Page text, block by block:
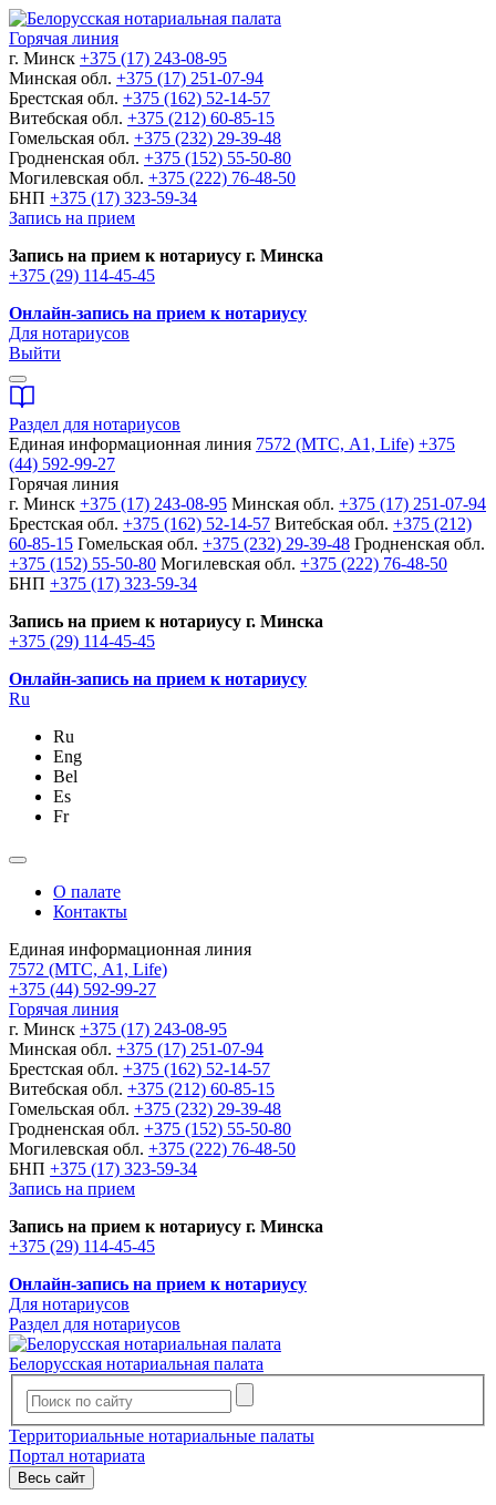
Горячая линия
г. Минск +375 (17) 243-08-95
Минская обл. +375 (17) 251-07-94
Брестская обл. +375 (162) 52-14-57
Витебская обл. +375 (212) 60-85-15
Гомельская обл. +375 (232) 29-39-48
Гродненская обл. +375 (152) 55-50-80
Могилевская обл. +375 (222) 76-48-50
БНП +375 (17) 323-59-34
Запись на прием
Запись на прием к нотариусу г. Минска
+375 (29) 114-45-45
Онлайн-запись на прием к нотариусу
Для нотариусов
Выйти
Раздел для нотариусов
Единая информационная линия 7572 (МТС, A1, Life) +375
(44) 592-99-27
Горячая линия
г. Минск +375 (17) 243-08-95 Минская обл. +375 (17) 251-07-94
Брестская обл. +375 (162) 52-14-57 Витебская обл. +375 (212)
60-85-15 Гомельская обл. +375 (232) 29-39-48 Гродненская обл.
+375 (152) 55-50-80 Могилевская обл. +375 (222) 76-48-50
БНП +375 (17) 323-59-34
Запись на прием к нотариусу г. Минска
+375 (29) 114-45-45
Онлайн-запись на прием к нотариусу
Ru
Ru
Eng
Bel
Es
Fr
О палате
Контакты
Единая информационная линия
7572 (МТС, A1, Life)
+375 (44) 592-99-27
Горячая линия
г. Минск +375 (17) 243-08-95
Минская обл. +375 (17) 251-07-94
Брестская обл. +375 (162) 52-14-57
Витебская обл. +375 (212) 60-85-15
Гомельская обл. +375 (232) 29-39-48
Гродненская обл. +375 (152) 55-50-80
Могилевская обл. +375 (222) 76-48-50
БНП +375 (17) 323-59-34
Запись на прием
Запись на прием к нотариусу г. Минска
+375 (29) 114-45-45
Онлайн-запись на прием к нотариусу
Для нотариусов
Раздел для нотариусов
Белорусская нотариальная палата
Территориальные нотариальные палаты
Портал нотариата
Весь сайт